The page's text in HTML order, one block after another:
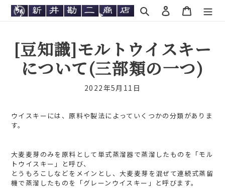
検索 ログインカート
[豆知識]モルトウイスキー
について(三部類の一つ)
2022年5月11日
ウイスキーには、原料や製法によっていくつかの分類がありま
す。
大麦麦芽のみを原料として単式蒸溜器で蒸溜したものを「モル
トウイスキー」と呼び、
とうもろこしなどをメインとし、大麦麦芽を混ぜて連続式蒸留
機で蒸溜したものを「グレーンウイスキー」と呼びます。